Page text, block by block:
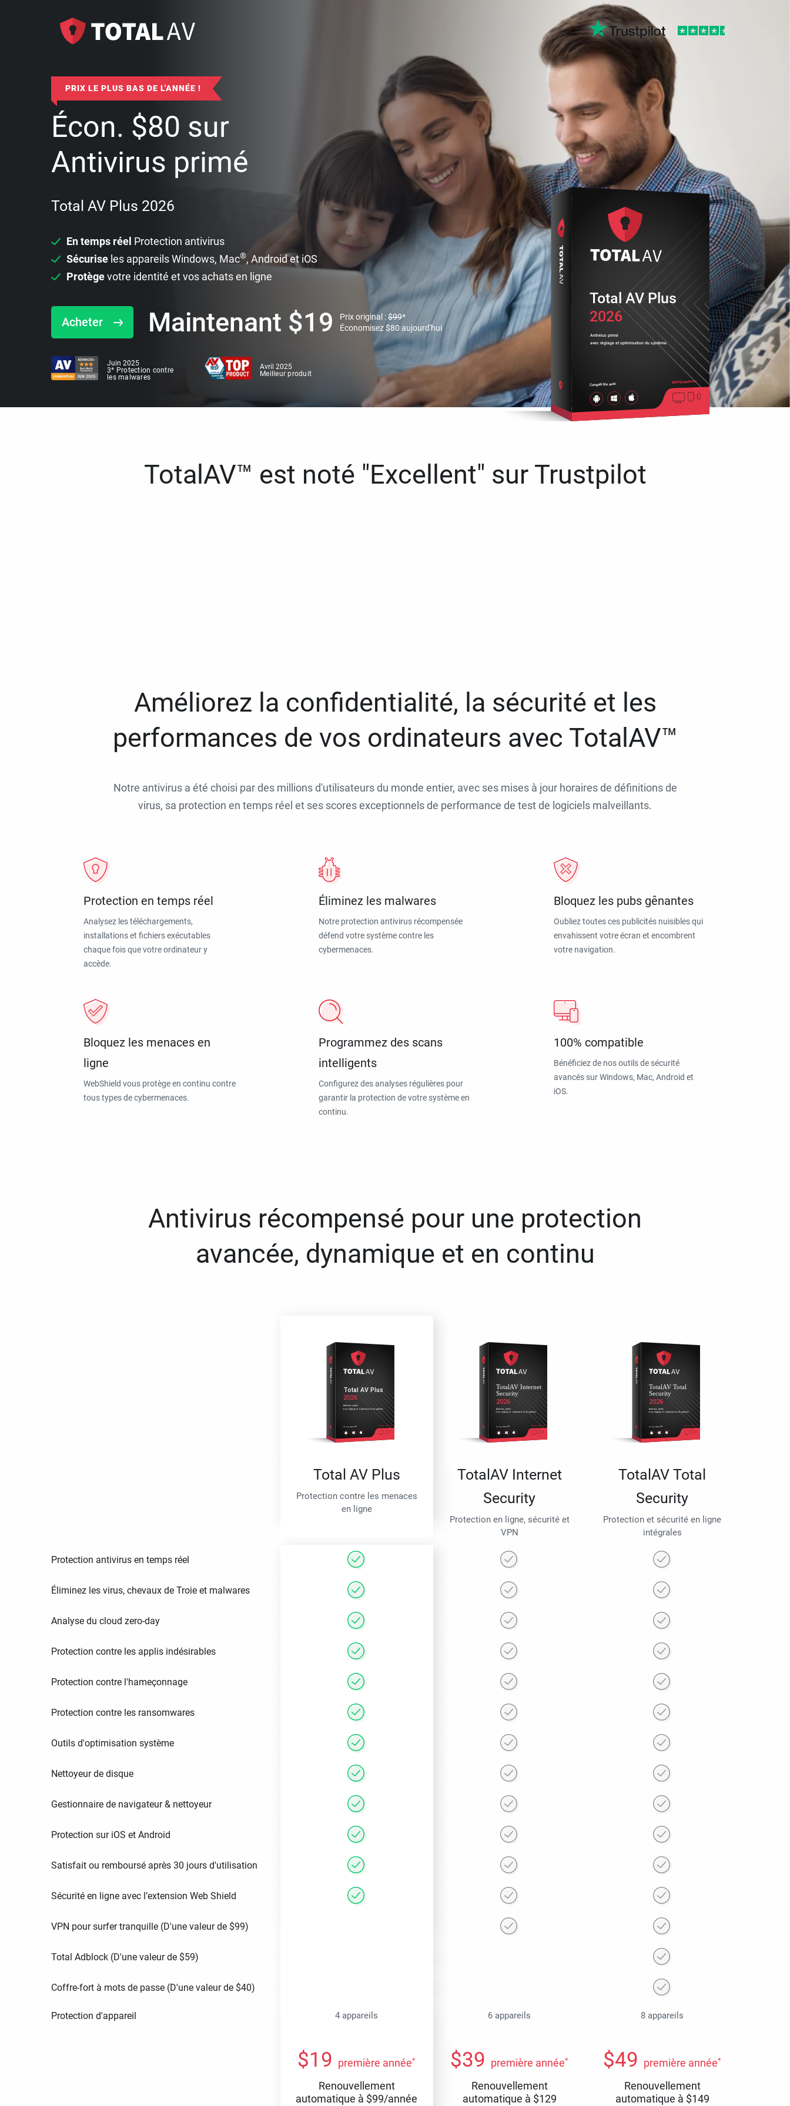
PRIX LE PLUS BAS DE L'ANNÉE !
Écon. $80 sur
Antivirus primé
Total AV Plus 2026
En temps réel Protection antivirus
Sécurise les appareils Windows, Mac®, Android et iOS
Protègevotre identité et vos achats en ligne
Acheter Maintenant $19 Prix original :$99*
Économisez$80 aujourd'hui
Juin 2025
3* Protection contre
les malwares
Avril 2025
Meilleur produit
2026
Antivirus primé
avec réglage et optimisation du système
Compatible avec Multiplateforme
Total AV Plus
TotalAV™ est noté "Excellent" sur Trustpilot
Améliorez la confidentialité, la sécurité et les
performances de vos ordinateurs avec TotalAV™
Notre antivirus a été choisi par des millions d'utilisateurs du monde entier, avec ses mises à jour horaires de définitions de
virus, sa protection en temps réel et ses scores exceptionnels de performance de test de logiciels malveillants.
Protection en temps réel
Analysez les téléchargements,
installations et fichiers exécutables
chaque fois que votre ordinateur y
accède.
Éliminez les malwares
Notre protection antivirus récompensée
défend votre système contre les
cybermenaces.
Bloquez les pubs gênantes
Oubliez toutes ces publicités nuisibles qui
envahissent votre écran et encombrent
votre navigation.
Bloquez les menaces en
ligne
WebShield vous protège en continu contre
tous types de cybermenaces.
Programmez des scans
intelligents
Configurez des analyses régulières pour
garantir la protection de votre système en
continu.
100% compatible
Bénéficiez de nos outils de sécurité
avancés sur Windows, Mac, Android et
iOS.
Antivirus récompensé pour une protection
avancée, dynamique et en continu
Total AV Plus
Protection contre les menaces
en ligne
TotalAV Internet
Security
Protection en ligne, sécurité et
VPN
TotalAV Total
Security
Protection et sécurité en ligne
intégrales
Protection antivirus en temps réel
Éliminez les virus, chevaux de Troie et malwares
Analyse du cloud zero-day
Protection contre les applis indésirables
Protection contre l'hameçonnage
Protection contre les ransomwares
Outils d'optimisation système
Nettoyeur de disque
Gestionnaire de navigateur & nettoyeur
Protection sur iOS et Android
Satisfait ou remboursé après 30 jours d'utilisation
Sécurité en ligne avec l’extension Web Shield
VPN pour surfer tranquille (D'une valeur de $99)
Total Adblock (D'une valeur de $59)
Coffre-fort à mots de passe (D'une valeur de $40)
Protection d'appareil 4 appareils 6 appareils 8 appareils
$19 première année*
Renouvellement
automatique à $99/année
$39 première année*
Renouvellement
automatique à $129
$49 première année*
Renouvellement
automatique à $149